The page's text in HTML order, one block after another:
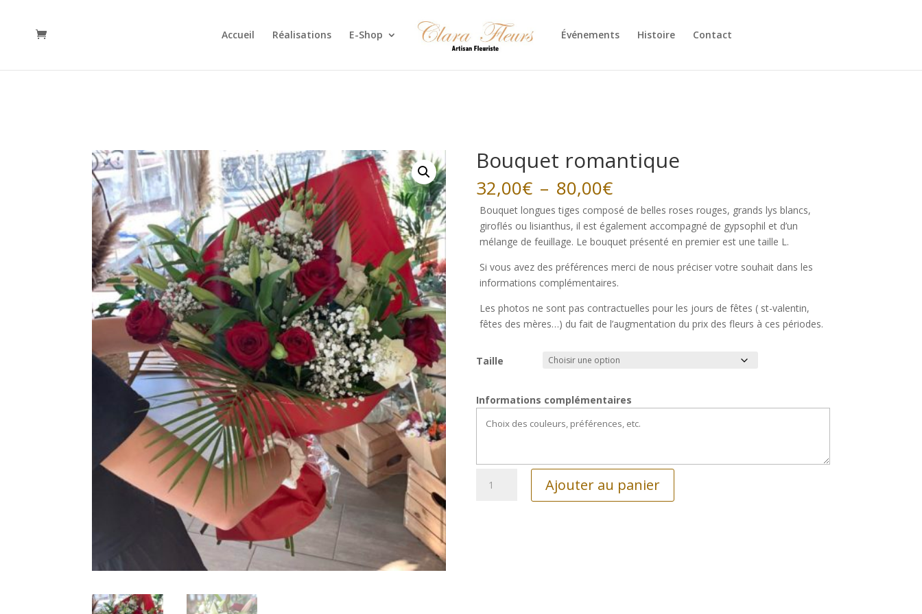
Accueil Réalisations E-Shop Événements Histoire Contact
Bouquet romantique
32,00€ – 80,00€Plage
de
prix :
32,00€
à
80,00€
Bouquet longues tiges composé de belles roses rouges, grands lys blancs,
giroflés ou lisianthus, il est également accompagné de gypsophil et d’un
mélange de feuillage. Le bouquet présenté en premier est une taille L.
Si vous avez des préférences merci de nous préciser votre souhait dans les
informations complémentaires.
Les photos ne sont pas contractuelles pour les jours de fêtes ( st-valentin,
fêtes des mères…) du fait de l’augmentation du prix des fleurs à ces périodes.
Taille
Informations complémentaires
Ajouter au panier